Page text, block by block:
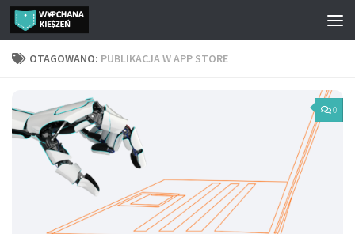
Przejdź do treści
OTAGOWANO: PUBLIKACJA W APP STORE
0